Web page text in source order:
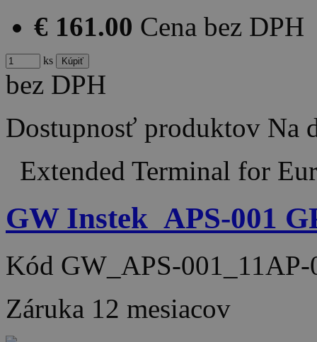
€ 161.00 Cena bez DPH
ks
bez DPH
Dostupnosť produktov Na
Extended Terminal for
GW Instek_APS-001
Kód GW_APS-
Záruka 12 mesiacov